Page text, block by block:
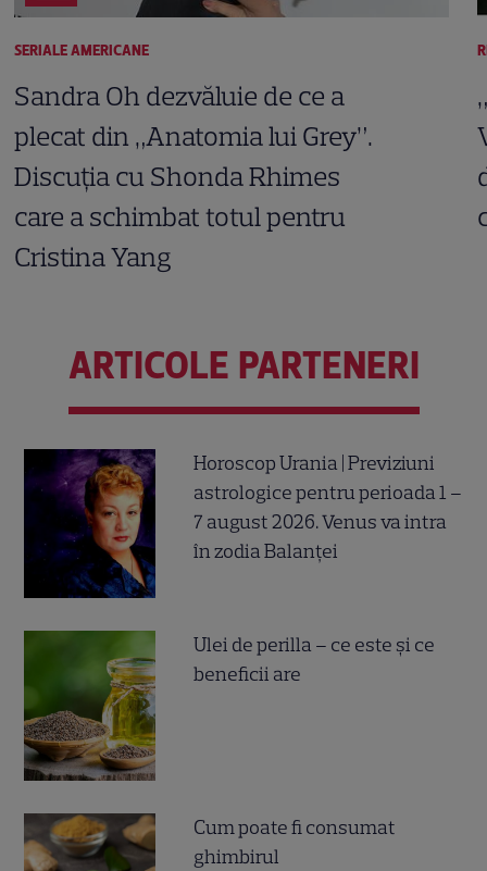
SERIALE AMERICANE
Sandra Oh dezvăluie de ce a
plecat din „Anatomia lui Grey”.
Discuția cu Shonda Rhimes
care a schimbat totul pentru
Cristina Yang
ARTICOLE PARTENERI
Horoscop Urania | Previziuni
astrologice pentru perioada 1 –
7 august 2026. Venus va intra
în zodia Balanței
Ulei de perilla – ce este și ce
beneficii are
Cum poate fi consumat
ghimbirul